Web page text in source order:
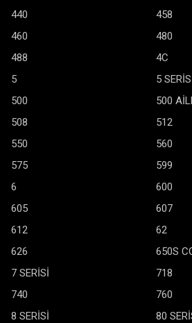
440
458
460
480
488
4C
5
5
500
500
508
512
550
560
575
599
6
600
605
607
612
62
626
650S
7 SERİSİ
718
740
760
8 SERİSİ
80